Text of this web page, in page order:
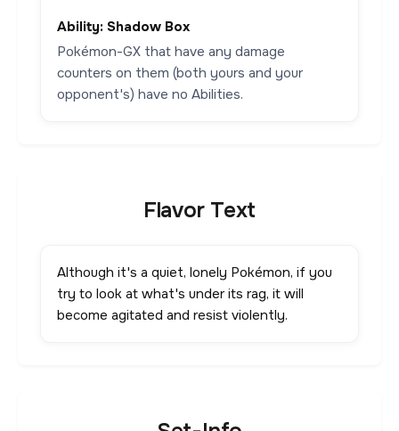
Ability: Shadow Box
Pokémon-GX that have any damage
counters on them (both yours and your
opponent's) have no Abilities.
Flavor Text
Although it's a quiet, lonely Pokémon, if you
try to look at what's under its rag, it will
become agitated and resist violently.